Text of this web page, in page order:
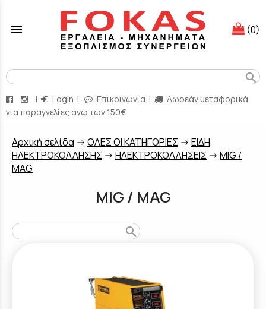
menu (0)
search
| Login | Επικοινωνία |
Δωρεάν μεταφορικά
για παραγγελίες άνω των 150€
Aρχική σελίδα -> ΟΛΕΣ ΟΙ ΚΑΤΗΓΟΡΙΕΣ -> ΕΙΔΗ
ΗΛΕΚΤΡΟΚΟΛΛΗΣΗΣ -> ΗΛΕΚΤΡΟΚΟΛΛΗΣΕΙΣ -> MIG /
MAG
MIG / MAG
search